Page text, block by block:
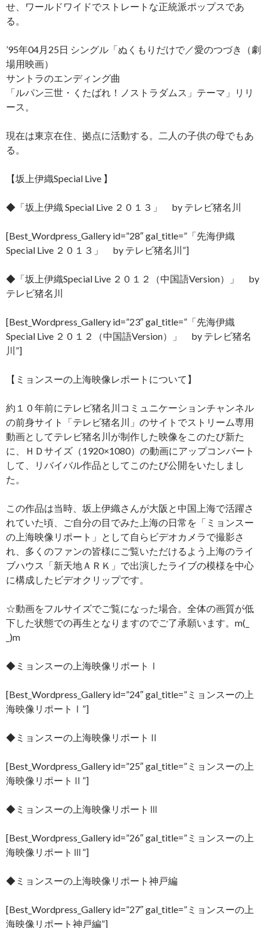
せ、ワールドワイドでストレートな正統派ポップスであ
る。
’95年04月25日 シングル「ぬくもりだけで／愛のつづき（劇
場用映画）
サントラのエンディング曲
「ルパン三世・くたばれ！ノストラダムス」テーマ」リリ
ース。
現在は東京在住、拠点に活動する。二人の子供の母でもあ
る。
【坂上伊織Special Live 】
◆「坂上伊織 Special Live ２０１３」 by テレビ猪名川
[Best_Wordpress_Gallery id=”28″ gal_title=”「先海伊織
Special Live ２０１３」 by テレビ猪名川”]
◆「坂上伊織Special Live ２０１２（中国語Version）」 by
テレビ猪名川
[Best_Wordpress_Gallery id=”23″ gal_title=”「先海伊織
Special Live ２０１２（中国語Version）」 by テレビ猪名
川”]
【ミョンスーの上海映像レポートについて】
約１０年前にテレビ猪名川コミュニケーションチャンネル
の前身サイト「テレビ猪名川」のサイトでストリーム専用
動画としてテレビ猪名川が制作した映像をこのたび新た
に、ＨＤサイズ（1920×1080）の動画にアップコンバート
して、リバイバル作品としてこのたび公開をいたしまし
た。
この作品は当時、坂上伊織さんが大阪と中国上海で活躍さ
れていた頃、ご自分の目でみた上海の日常を「ミョンスー
の上海映像リポート」として自らビデオカメラで撮影さ
れ、多くのファンの皆様にご覧いただけるよう上海のライ
ブハウス「新天地ＡＲＫ」で出演したライブの模様を中心
に構成したビデオクリップです。
☆動画をフルサイズでご覧になった場合。全体の画質が低
下した状態での再生となりますのでご了承願います。m(_
_)m
◆ミョンスーの上海映像リポートⅠ
[Best_Wordpress_Gallery id=”24″ gal_title=”ミョンスーの上
海映像リポートⅠ”]
◆ミョンスーの上海映像リポートⅡ
[Best_Wordpress_Gallery id=”25″ gal_title=”ミョンスーの上
海映像リポートⅡ”]
◆ミョンスーの上海映像リポートⅢ
[Best_Wordpress_Gallery id=”26″ gal_title=”ミョンスーの上
海映像リポートⅢ”]
◆ミョンスーの上海映像リポート神戸編
[Best_Wordpress_Gallery id=”27″ gal_title=”ミョンスーの上
海映像リポート神戸編”]